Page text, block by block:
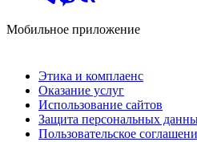
Мобильное приложение
Этика и комплаенс
Оказание услуг
Использование сайтов
Защита персональных
Пользовательское